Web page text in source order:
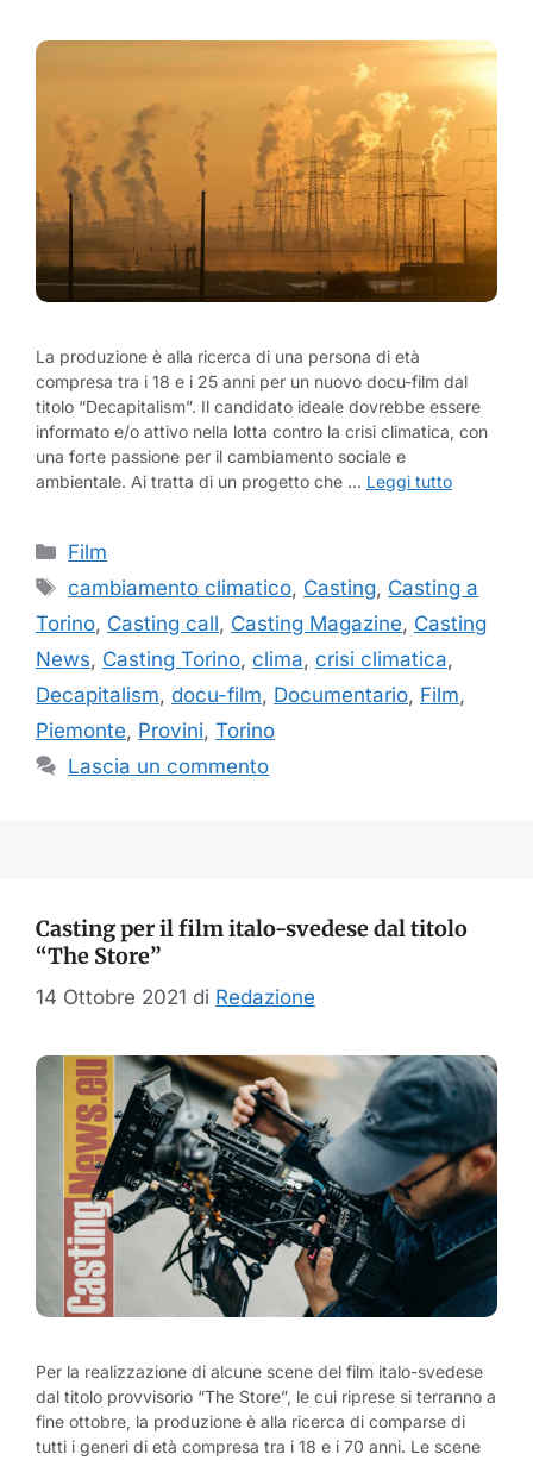
La produzione è alla ricerca di una persona di età
compresa tra i 18 e i 25 anni per un nuovo docu-film dal
titolo “Decapitalism”. Il candidato ideale dovrebbe essere
informato e/o attivo nella lotta contro la crisi climatica, con
una forte passione per il cambiamento sociale e
ambientale. Ai tratta di un progetto che … Leggi tutto
Categorie
Film
Tag
cambiamento climatico, Casting, Casting a
Torino, Casting call, Casting Magazine, Casting
News, Casting Torino, clima, crisi climatica,
Decapitalism, docu-film, Documentario, Film,
Piemonte, Provini, Torino
Lascia un commento
Casting per il film italo-svedese dal titolo
“The Store”
14 Ottobre 2021 di Redazione
Per la realizzazione di alcune scene del film italo-svedese
dal titolo provvisorio “The Store”, le cui riprese si terranno a
fine ottobre, la produzione è alla ricerca di comparse di
tutti i generi di età compresa tra i 18 e i 70 anni. Le scene